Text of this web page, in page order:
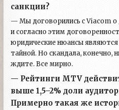
санкции?
— Мы договорились с Viacom
и согласно этим
юридические нюансы
тайной. Но скандала, конечно,
ждите. Все мирно.
— Рейтинги MTV
выше 1,5–2% доли
Примерно такая же